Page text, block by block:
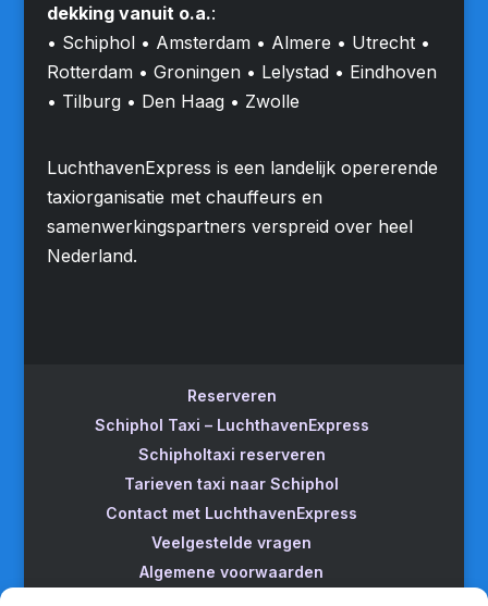
dekking vanuit o.a.:
• Schiphol • Amsterdam • Almere • Utrecht •
Rotterdam • Groningen • Lelystad • Eindhoven
• Tilburg • Den Haag • Zwolle
LuchthavenExpress is een landelijk opererende
taxiorganisatie met chauffeurs en
samenwerkingspartners verspreid over heel
Nederland.
Reserveren
Schiphol Taxi – LuchthavenExpress
Schipholtaxi reserveren
Tarieven taxi naar Schiphol
Contact met LuchthavenExpress
Veelgestelde vragen
Algemene voorwaarden